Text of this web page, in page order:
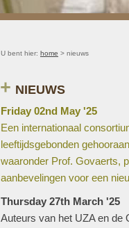
U bent hier: home > nieuws
NIEUWS
Friday 02nd May '25
Een internationaal
leeftijdsgebonden
waaronder Prof. Govaerts,
aanbevelingen voor een
Thursday 27th March '25
Auteurs van het UZA en de